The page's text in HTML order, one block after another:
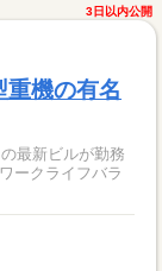
3日以内公開
機の有名